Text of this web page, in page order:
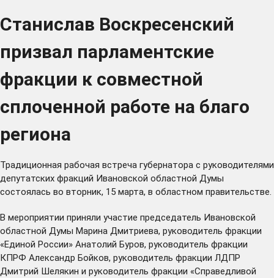
Станислав Воскресенский
призвал парламентские
фракции к совместной
сплоченной работе на благо
региона
Традиционная рабочая встреча губернатора с руководителями
депутатских фракций Ивановской областной Думы
состоялась во вторник, 15 марта, в областном правительстве.
В мероприятии приняли участие председатель Ивановской
областной Думы Марина Дмитриева, руководитель фракции
«Единой России» Анатолий Буров, руководитель фракции
КПРФ Александр Бойков, руководитель фракции ЛДПР
Дмитрий Шелякин и руководитель фракции «Справедливой